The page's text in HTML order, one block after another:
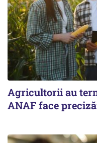
Agricultorii au
ANAF face